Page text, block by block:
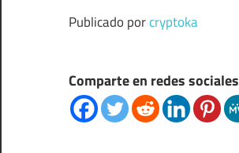
Publicado porcryptoka
Comparte en redes sociales